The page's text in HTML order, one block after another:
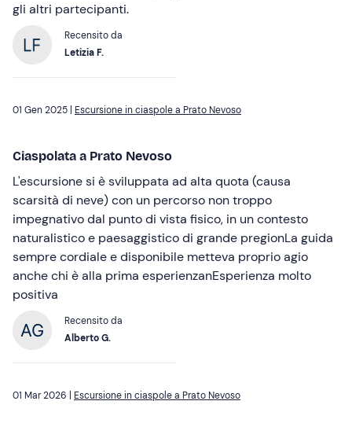
gli altri partecipanti.
Recensito da
Letizia F.
01 Gen 2025 | Escursione in ciaspole a Prato Nevoso
Ciaspolata a Prato Nevoso
L'escursione si è sviluppata ad alta quota (causa
scarsità di neve) con un percorso non troppo
impegnativo dal punto di vista fisico, in un contesto
naturalistico e paesaggistico di grande pregionLa guida
sempre cordiale e disponibile metteva proprio agio
anche chi è alla prima esperienzanEsperienza molto
positiva
Recensito da
Alberto G.
01 Mar 2026 | Escursione in ciaspole a Prato Nevoso